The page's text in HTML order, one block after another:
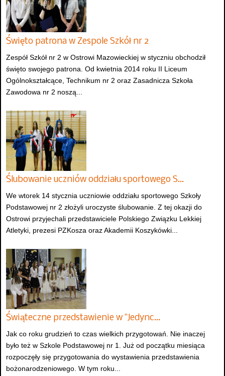
Święto patrona w Zespole Szkół nr 2
Zespół Szkół nr 2 w Ostrowi Mazowieckiej w styczniu obchodził
święto swojego patrona. Od kwietnia 2014 roku II Liceum
Ogólnokształcące, Technikum nr 2 oraz Zasadnicza Szkoła
Zawodowa nr 2 noszą...
Ślubowanie uczniów oddziału sportowego S…
We wtorek 14 stycznia uczniowie oddziału sportowego Szkoły
Podstawowej nr 2 złożyli uroczyste ślubowanie. Z tej okazji do
Ostrowi przyjechali przedstawiciele Polskiego Związku Lekkiej
Atletyki, prezesi PZKosza oraz Akademii Koszykówki...
Świąteczne przedstawienie w "Jedync…
Jak co roku grudzień to czas wielkich przygotowań. Nie inaczej
było też w Szkole Podstawowej nr 1. Już od początku miesiąca
rozpoczęły się przygotowania do wystawienia przedstawienia
bożonarodzeniowego. W tym roku...